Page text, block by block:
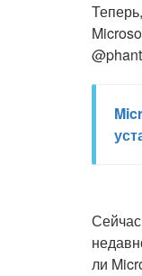
ли